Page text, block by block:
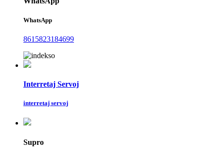
WhatsApp
8615823184699
Interretaj Servoj
interretaj servoj
Supro